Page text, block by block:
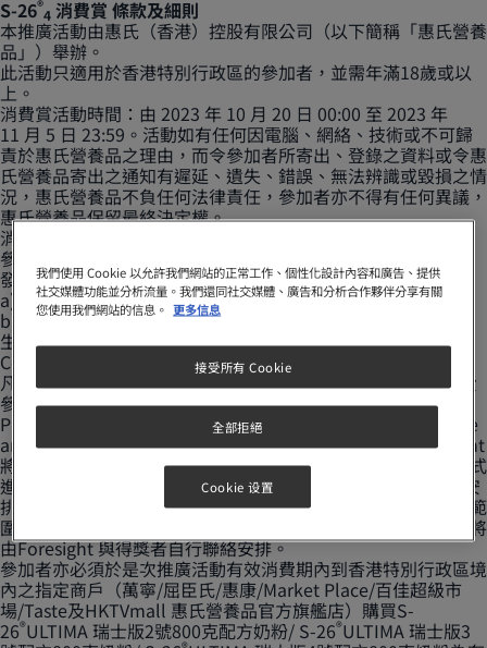
S-26®
4 消費賞 條款及細則
本推廣活動由惠氏（香港）控股有限公司（以下簡稱「惠氏營養
品」）舉辦。
此活動只適用於香港特別行政區的參加者，並需年滿18歲或以
上。
消費賞活動時間：由 2023 年 10 月 20 日 00:00 至 2023 年
11 月 5 日 23:59。活動如有任何因電腦、網絡、技術或不可歸
責於惠氏營養品之理由，而令參加者所寄出、登錄之資料或令惠
氏營養品寄出之通知有遲延、遺失、錯誤、無法辨識或毀損之情
況，惠氏營養品不負任何法律責任，參加者亦不得有任何異議，
惠氏營養品保留最終決定權。
消費賞參加條件：
參加者需要完成以下兩步驟，即有機會贏取 “PRIMEarly
發展課程”， 名額：20個 。
a) 讚好 (Like) 此 Facebook 貼文
b) 於指定商店購買兩罐或以上⁺ S-26
生嬰兒奶粉除外)，並將收據Inbox 發送到ULTIMAMA
Community Facebook專頁。
凡購買兩罐或以上⁺的首20名參加者，經核實成功後，即可免費
參加 PRIMEarly 語言發展課程。
PRIMEarly 語言發展課程 (價值$2,500) 由Foresight Language
and Learning Solutions Ltd. (下稱Foresight) 提供。Foresight
將會錄製此次課程，供日後使用。課程為一個以小組及網上形式
進行的早期言語發展策略入門課程，内容由Foresight 編制及安
排。線上課程將於十一月之間安排，視乎得獎者小朋友的年齡範
圍，有機會將得獎者分組並於不同時段提供課程。課程安排，將
由Foresight 與得獎者自行聯絡安排。
參加者亦必須於是次推廣活動有效消費期內到香港特別行政區境
內之指定商戶（萬寧/屈臣氏/惠康/Market Place/百佳超級市
場/Taste及HKTVmall 惠氏營養品官方旗艦店）購買S-
26®ULTIMA 瑞士版2號800克配方奶粉/ S-26®ULTIMA 瑞士版3
我們使用 Cookie 以允許我們網站的正常工作、個性化設計內容和廣告、提供
社交媒體功能並分析流量。我們還同社交媒體、廣告和分析合作夥伴分享有關
您使用我們網站的信息。 更多信息
全部拒絕
接受所有 Cookie
Cookie 设置